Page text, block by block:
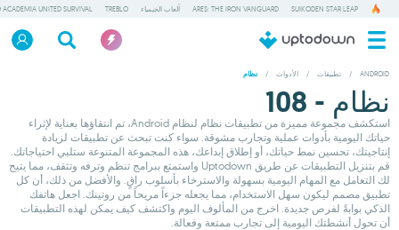
SUIKODEN STAR LEAP
ARES: THE IRON VANGUARD ألعاب الخيمياء TREBLO
ACADEMIA UNITED SURVIVAL
ANDROID
/ تطبيقات / الأدوات / نظام
نظام - 108
استكشف مجموعة مميزة من تطبيقات نظام لنظام Android، تم انتقاؤها بعناية لإثراء
حياتك اليومية بأدوات عملية وتجارب مشوقة. سواء كنت تبحث عن تطبيقات لزيادة
إنتاجيتك، تحسين نمط حياتك، أو إطلاق إبداعك، هذه المجموعة المتنوعة ستلبي احتياجاتك.
قم بتنزيل التطبيقات عن طريق Uptodown واستمتع ببرامج تنظم وترفه وتثقف، مما يتيح
لك التعامل مع المهام اليومية بسهولة والاسترخاء بأسلوب راقٍ. والأفضل من ذلك، أن كل
تطبيق مصمم ليكون سهل الاستخدام، مما يجعله جزءاً مريحاً من روتينك. اجعل هاتفك
الذكي بوابةً لفرص جديدة. اخرج من المألوف اليوم واكتشف كيف يمكن لهذه التطبيقات
أن تحول أنشطتك اليومية إلى تجارب ممتعة وفعالة.